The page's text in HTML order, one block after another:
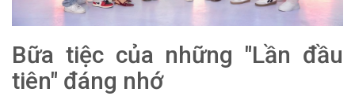
Bữa tiệc của những "Lần đầu
tiên" đáng nhớ